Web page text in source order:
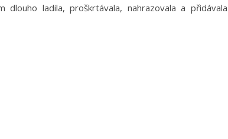
ladila, proškrtávala, nahrazovala a přidávala